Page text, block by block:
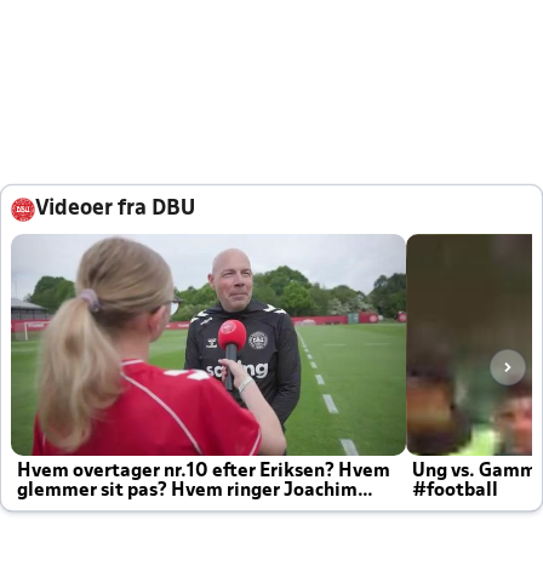
Videoer fra DBU
Hvem overtager nr.10 efter Eriksen? Hvem
glemmer sit pas? Hvem ringer Joachim
altid til efter kampe?
Ung vs.
#football